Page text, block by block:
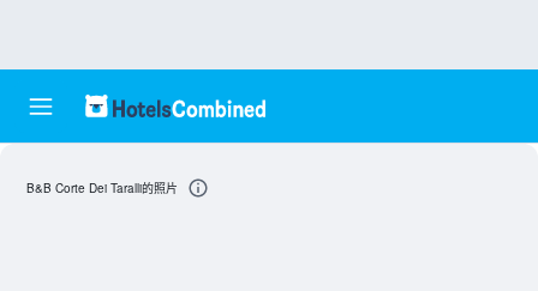
B&B Corte Dei Taralli的照片